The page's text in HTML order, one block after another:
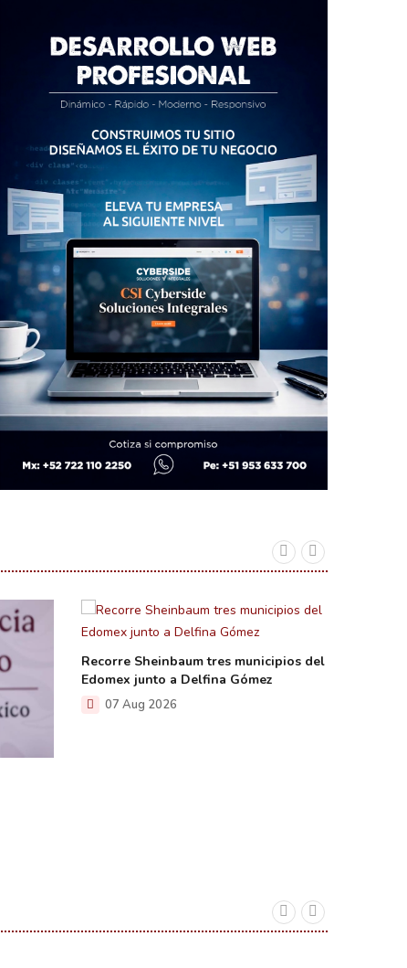
Recorre Sheinbaum tres municipios del
Edomex junto a Delfina Gómez
07 Aug 2026